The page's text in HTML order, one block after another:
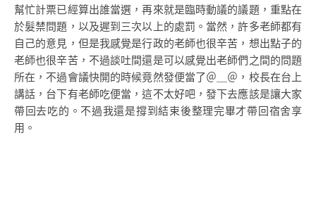
幫忙計票已經算出誰當選，再來就是臨時動議的議題，重點在
於髮禁問題，以及遲到三次以上的處罰。當然，許多老師都有
自己的意見，但是我感覺是行政的老師也很辛苦，想出點子的
老師也很辛苦，不過談吐間還是可以感覺出老師們之間的問題
所在，不過會議快開的時候竟然發便當了＠＿＠，校長在台上
講話，台下有老師吃便當，這不太好吧，發下去應該是讓大家
帶回去吃的。不過我還是撐到結束後整理完畢才帶回宿舍享
用。